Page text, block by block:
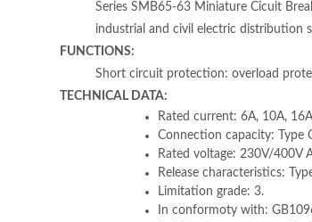
Series SMB65-63 Miniature Cỉcuit
industrial and civil electric distribution
FUNCTIONS:
Short circuit protection: overload
TECHNICAL DATA:
Rated current: 6A, 10A,
Connection capacity: Type
Rated voltage: 230V/400V
Release characteristics:
Limitation grade: 3.
In conformoty with: